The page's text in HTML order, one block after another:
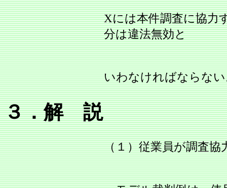
Xには本件調査に協力
分は違法無効と
いわなければならな
３．解 説
（１）従業員が調査協